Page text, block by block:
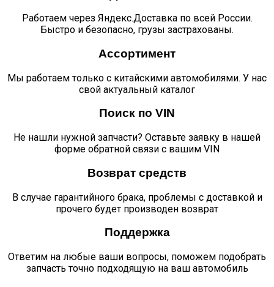
Работаем через Яндекс.Доставка по всей России.
Быстро и безопасно, грузы застрахованы.
Ассортимент
Мы работаем только с китайскими автомобилями. У нас
свой актуальный каталог
Поиск по VIN
Не нашли нужной запчасти? Оставьте заявку в нашей
форме обратной связи с вашим VIN
Возврат средств
В случае гарантийного брака, проблемы с доставкой и
прочего будет производен возврат
Поддержка
Ответим на любые ваши вопросы, поможем подобрать
запчасть точно подходящую на ваш автомобиль